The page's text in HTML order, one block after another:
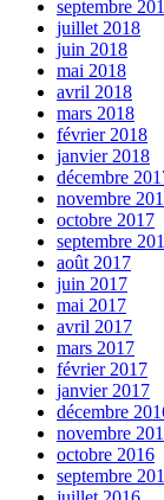
septembre
juillet 2018
juin 2018
mai 2018
avril 2018
mars 2018
février 2018
janvier 2018
décembre
novembre
octobre 2017
septembre
août 2017
juin 2017
mai 2017
avril 2017
mars 2017
février 2017
janvier 2017
décembre
novembre
octobre 2016
septembre